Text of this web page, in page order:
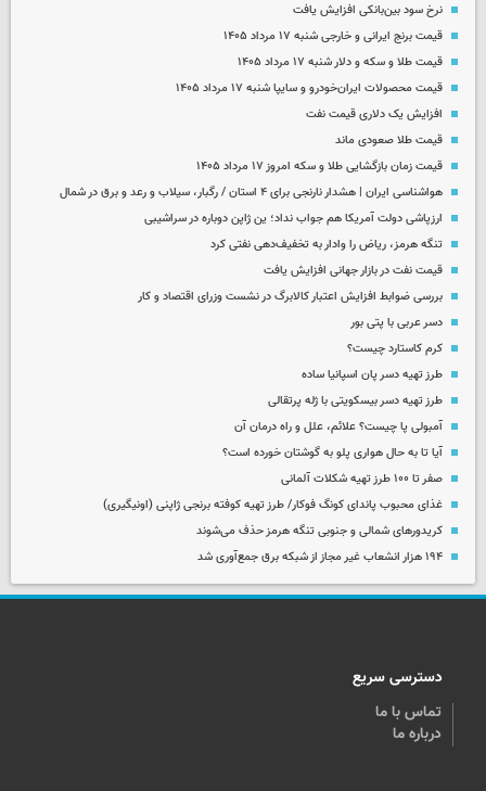
نرخ سود بین‌بانکی افزایش یافت
قیمت برنج ایرانی و خارجی شنبه ۱۷ مرداد ۱۴۰۵
قیمت طلا و سکه و دلار شنبه ۱۷ مرداد ۱۴۰۵
قیمت محصولات ایران‌خودرو و سایپا شنبه ۱۷ مرداد ۱۴۰۵
افزایش یک دلاری قیمت نفت
قیمت طلا صعودی ماند
قیمت زمان بازگشایی طلا و سکه امروز ۱۷ مرداد ۱۴۰۵
هواشناسی ایران | هشدار نارنجی برای ۴ استان / رگبار، سیلاب و رعد و برق در شمال
ارزپاشی دولت آمریکا هم جواب نداد؛ ین ژاپن دوباره در سراشیبی
تنگه هرمز، ریاض را وادار به تخفیف‌دهی نفتی کرد
قیمت نفت در بازار جهانی افزایش یافت
بررسی ضوابط افزایش اعتبار کالابرگ در نشست وزرای اقتصاد و کار
دسر عربی با پتی بور
کرم کاستارد چیست؟
طرز تهیه دسر پان اسپانیا ساده
طرز تهیه دسر بیسکویتی با ژله پرتقالی
آمبولی پا چیست؟ علائم، علل و راه درمان آن
آیا تا به حال هواری پلو به گوشتان خورده است؟
صفر تا ۱۰۰ طرز تهیه شکلات آلمانی
غذای محبوب پاندای کونگ فوکار/ طرز تهیه کوفته برنجی ژاپنی (اونیگیری)
کریدورهای شمالی و جنوبی تنگه هرمز حذف می‌شوند
۱۹۴ هزار انشعاب غیر مجاز از شبکه برق جمع‌آوری شد
دسترسی سریع
تماس با ما
درباره ما